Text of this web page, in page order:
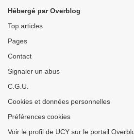
Hébergé par Overblog
Top articles
Pages
Contact
Signaler un abus
C.G.U.
Cookies et données personnelles
Préférences cookies
Voir le profil de UCY sur le portail